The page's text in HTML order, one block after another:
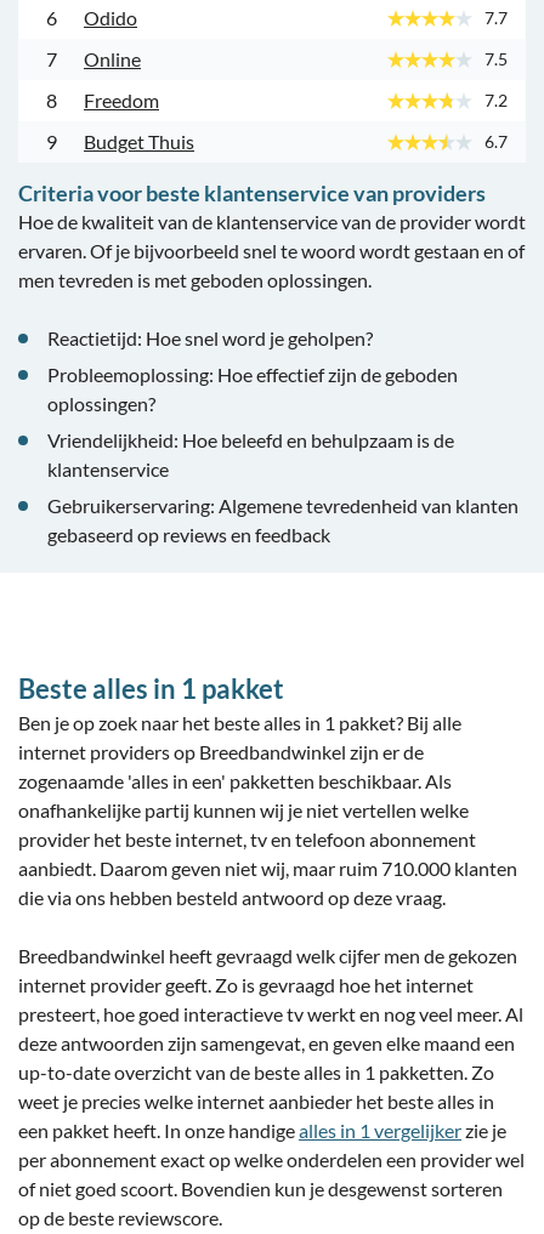
6 Odido 7.7
7 Online 7.5
8 Freedom 7.2
9 Budget Thuis 6.7
Criteria voor beste klantenservice van providers
Hoe de kwaliteit van de klantenservice van de provider wordt
ervaren. Of je bijvoorbeeld snel te woord wordt gestaan en of
men tevreden is met geboden oplossingen.
Reactietijd: Hoe snel word je geholpen?
Probleemoplossing: Hoe effectief zijn de geboden
oplossingen?
Vriendelijkheid: Hoe beleefd en behulpzaam is de
klantenservice
Gebruikerservaring: Algemene tevredenheid van klanten
gebaseerd op reviews en feedback
Beste alles in 1 pakket
Ben je op zoek naar het beste alles in 1 pakket? Bij alle
internet providers op Breedbandwinkel zijn er de
zogenaamde 'alles in een' pakketten beschikbaar. Als
onafhankelijke partij kunnen wij je niet vertellen welke
provider het beste internet, tv en telefoon abonnement
aanbiedt. Daarom geven niet wij, maar ruim 710.000 klanten
die via ons hebben besteld antwoord op deze vraag.
Breedbandwinkel heeft gevraagd welk cijfer men de gekozen
internet provider geeft. Zo is gevraagd hoe het internet
presteert, hoe goed interactieve tv werkt en nog veel meer. Al
deze antwoorden zijn samengevat, en geven elke maand een
up-to-date overzicht van de beste alles in 1 pakketten. Zo
weet je precies welke internet aanbieder het beste alles in
een pakket heeft. In onze handigealles in 1 vergelijkerzie je
per abonnement exact op welke onderdelen een provider wel
of niet goed scoort. Bovendien kun je desgewenst sorteren
op de beste reviewscore.